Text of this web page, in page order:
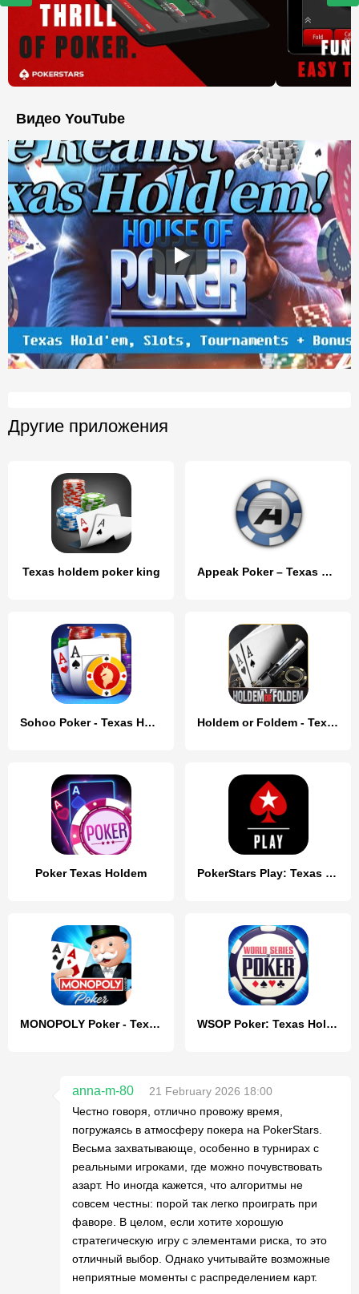
Видео YouTube
Другие приложения
Texas holdem poker king Appeak Poker – Texas Holdem
Sohoo Poker - Texas Holdem Holdem or Foldem - Texas Poker
Poker Texas Holdem PokerStars Play: Texas Hold'em
MONOPOLY Poker - Texas Holdem WSOP Poker: Texas Holdem Game
anna-m-80
21 February 2026 18:00
Честно говоря, отлично провожу время,
погружаясь в атмосферу покера на PokerStars.
Весьма захватывающе, особенно в турнирах с
реальными игроками, где можно почувствовать
азарт. Но иногда кажется, что алгоритмы не
совсем честны: порой так легко проиграть при
фаворе. В целом, если хотите хорошую
стратегическую игру с элементами риска, то это
отличный выбор. Однако учитывайте возможные
неприятные моменты с распределением карт.